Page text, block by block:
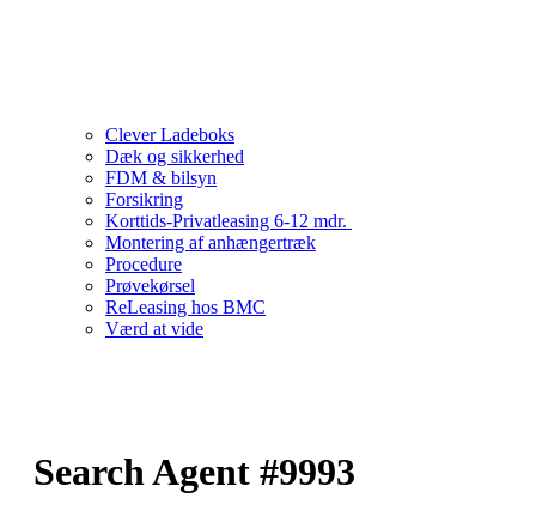
Clever Ladeboks
Dæk og sikkerhed
FDM & bilsyn
Forsikring
Korttids-Privatleasing 6-12 mdr.
Montering af anhængertræk
Procedure
Prøvekørsel
ReLeasing hos BMC
Værd at vide
Search Agent #9993